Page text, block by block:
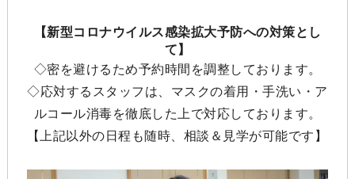
【新型コロナウイルス感染拡大予防への対策とし
て】
◇密を避けるため予約時間を調整しております。
◇応対するスタッフは、マスクの着用・手洗い・ア
ルコール消毒を徹底した上で対応しております。
【上記以外の日程も随時、相談＆見学が可能です】